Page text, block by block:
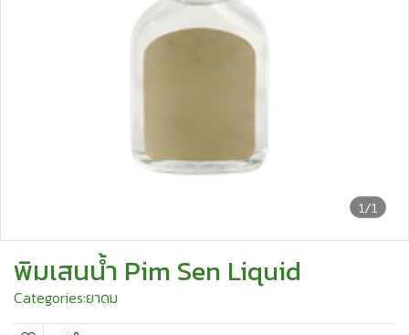
1/1
พิมเสนน้ำ Pim Sen Liquid
Categories:ยาดม